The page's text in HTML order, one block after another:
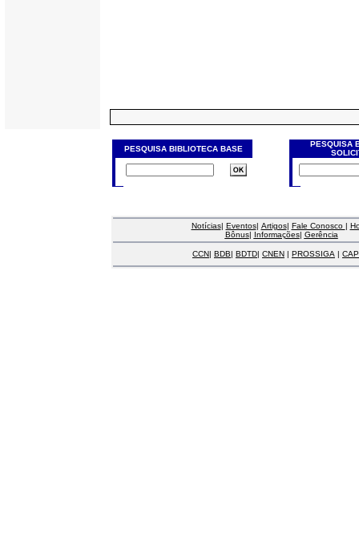
PESQUISA BIBLIOTECA BASE
PESQUISA
Notícias| Eventos| Artigos| Fale Conosco |
Bônus| Informações| Gerência
CCN| BDB| BDTD| CNEN | PROSSIGA |